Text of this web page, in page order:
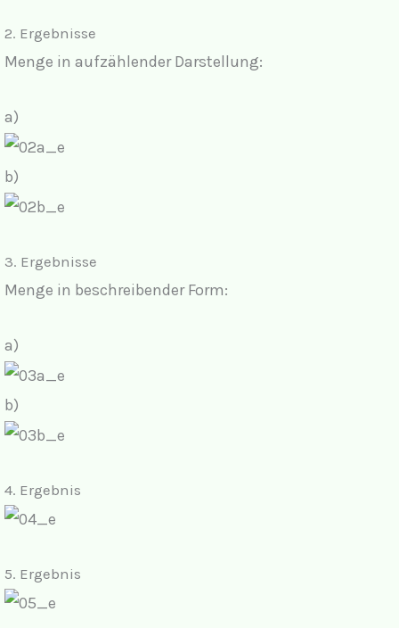
2. Ergebnisse
Menge in aufzählender Darstellung:
a)
b)
3. Ergebnisse
Menge in beschreibender Form:
a)
b)
4. Ergebnis
5. Ergebnis